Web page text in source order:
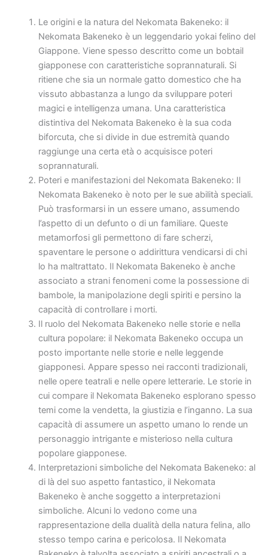
Le origini e la natura del Nekomata Bakeneko: il
Nekomata Bakeneko è un leggendario yokai felino del
Giappone. Viene spesso descritto come un bobtail
giapponese con caratteristiche soprannaturali. Si
ritiene che sia un normale gatto domestico che ha
vissuto abbastanza a lungo da sviluppare poteri
magici e intelligenza umana. Una caratteristica
distintiva del Nekomata Bakeneko è la sua coda
biforcuta, che si divide in due estremità quando
raggiunge una certa età o acquisisce poteri
soprannaturali.
Poteri e manifestazioni del Nekomata Bakeneko: Il
Nekomata Bakeneko è noto per le sue abilità speciali.
Può trasformarsi in un essere umano, assumendo
l’aspetto di un defunto o di un familiare. Queste
metamorfosi gli permettono di fare scherzi,
spaventare le persone o addirittura vendicarsi di chi
lo ha maltrattato. Il Nekomata Bakeneko è anche
associato a strani fenomeni come la possessione di
bambole, la manipolazione degli spiriti e persino la
capacità di controllare i morti.
Il ruolo del Nekomata Bakeneko nelle storie e nella
cultura popolare: il Nekomata Bakeneko occupa un
posto importante nelle storie e nelle leggende
giapponesi. Appare spesso nei racconti tradizionali,
nelle opere teatrali e nelle opere letterarie. Le storie in
cui compare il Nekomata Bakeneko esplorano spesso
temi come la vendetta, la giustizia e l’inganno. La sua
capacità di assumere un aspetto umano lo rende un
personaggio intrigante e misterioso nella cultura
popolare giapponese.
Interpretazioni simboliche del Nekomata Bakeneko: al
di là del suo aspetto fantastico, il Nekomata
Bakeneko è anche soggetto a interpretazioni
simboliche. Alcuni lo vedono come una
rappresentazione della dualità della natura felina, allo
stesso tempo carina e pericolosa. Il Nekomata